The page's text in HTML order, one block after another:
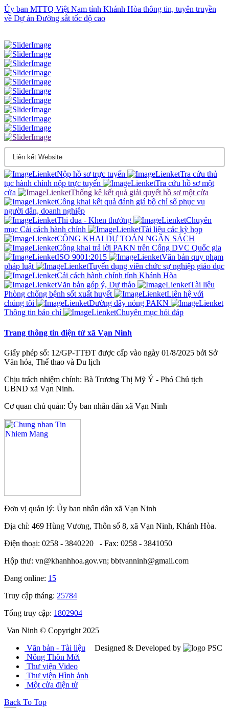
Ủy ban MTTQ Việt Nam tỉnh Khánh Hòa thông tin, tuyên truyền
về Dự án Đường sắt tốc độ cao
Nộp hồ sơ trực tuyến
Tra cứu thủ
tục hành chính nộp trực tuyến
Tra cứu hồ sơ một
cửa
Thống kê kết quả giải quyết hồ sơ một cửa
Công khai kết quả đánh giá bộ chỉ sổ phục vụ
người dân, doanh nghiệp
Thi đua - Khen thưởng
Chuyên
mục Cải cách hành chính
Tài liệu các kỳ họp
CÔNG KHAI DỰ TOÁN NGÂN SÁCH
Công khai trả lời PAKN trên Cổng DVC Quốc gia
ISO 9001:2015
Văn bản quy phạm
pháp luật
Tuyển dụng viên chức sự nghiệp giáo dục
Cải cách hành chính tỉnh Khánh Hòa
Văn bản góp ý, Dự thảo
Tài liệu
Phòng chống bệnh sốt xuất huyết
Liên hệ với
chúng tôi
Đường dây nóng PAKN
Thông tin báo chí
Chuyên mục hỏi đáp
Trang thông tin điện tử xã Vạn Ninh
Giấy phép số: 12/GP-TTĐT được cấp vào ngày 01/8/2025 bởi Sở
Văn hóa, Thể thao và Du lịch
Chịu trách nhiệm chính: Bà Trương Thị Mỹ Ý - Phó Chủ tịch
UBND xã Vạn Ninh.
Cơ quan chủ quản: Ủy ban nhân dân xã Vạn Ninh
Đơn vị quản lý: Ủy ban nhân dân xã Vạn Ninh
Địa chỉ: 469 Hùng Vương, Thôn số 8, xã Vạn Ninh, Khánh Hòa.
Điện thoại: 0258 - 3840220 - Fax: 0258 - 3841050
Hộp thư: vn@khanhhoa.gov.vn; bbtvanninh@gmail.com
Đang online: 15
Truy cập tháng: 25784
Tổng truy cập: 1802904
Van Ninh © Copyright 2025
Designed & Developed by
Văn bản - Tài liệu
Nông Thôn Mới
Thư viện Video
Thư viện Hình ảnh
Một cửa điện tử
Back To Top